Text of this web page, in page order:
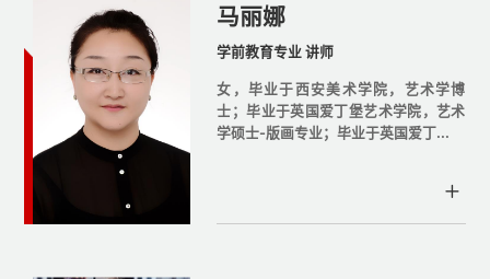
马丽娜
学前教育专业 讲师
女，毕业于西安美术学院，艺术学博
士；毕业于英国爱丁堡艺术学院，艺术
学硕士-版画专业；毕业于英国爱丁...